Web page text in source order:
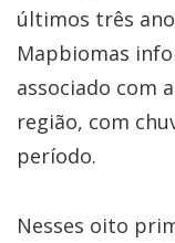
últimos três
Mapbiomas
associado com
região, com
período.
Nesses oito